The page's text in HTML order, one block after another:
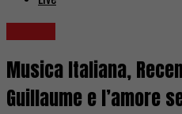
Musica Italiana,
Guillaume e l’amore